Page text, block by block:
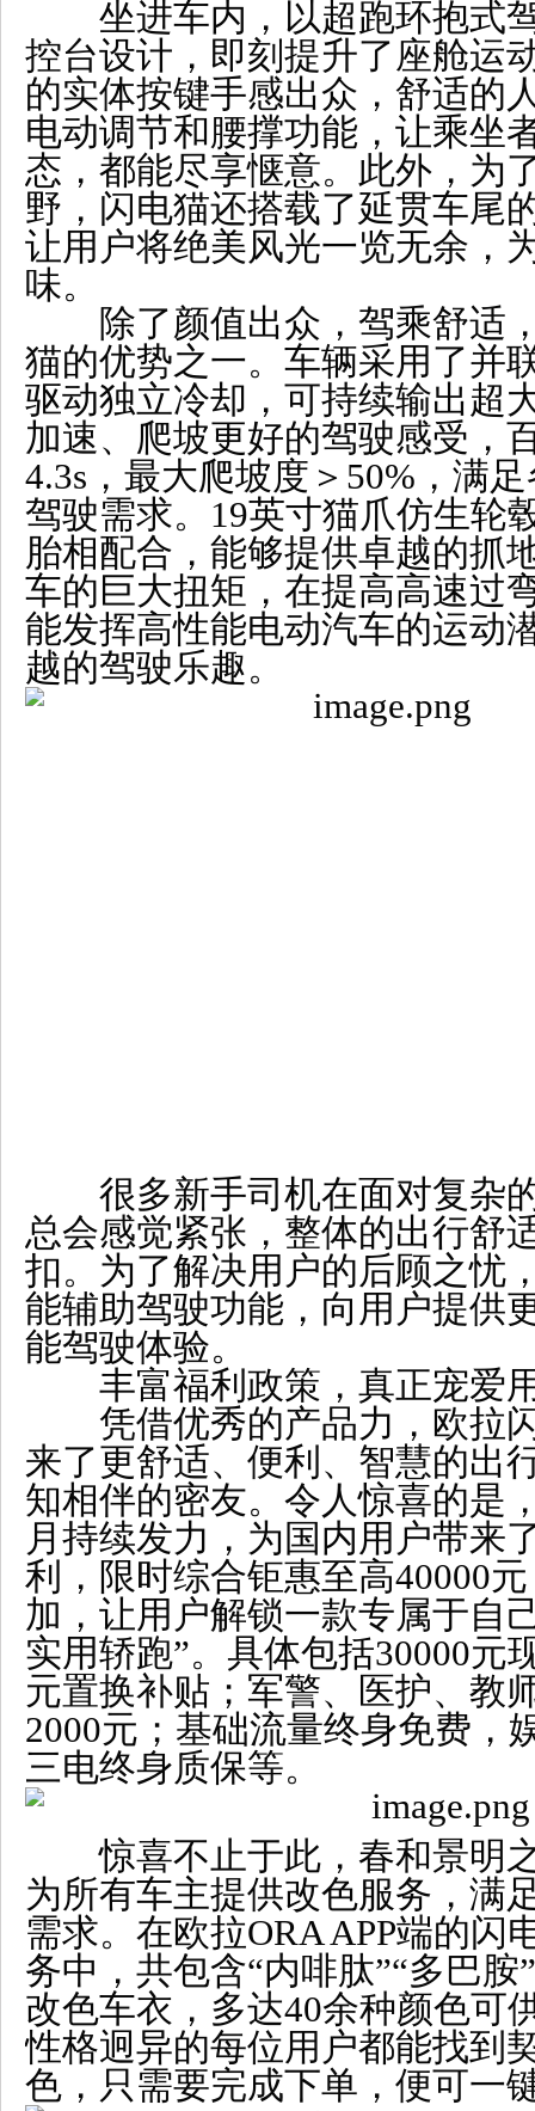
坐进车内，以超跑环抱式
控台设计，即刻提升了座舱运
的实体按键手感出众，舒适的
电动调节和腰撑功能，让乘坐
态，都能尽享惬意。此外，为
野，闪电猫还搭载了延贯车尾
让用户将绝美风光一览无余，
味。
除了颜值出众，驾乘舒适
猫的优势之一。车辆采用了并
驱动独立冷却，可持续输出超
加速、爬坡更好的驾驶感受，
4.3s，最大爬坡度＞50%，满
驾驶需求。19英寸猫爪仿生轮
胎相配合，能够提供卓越的抓
车的巨大扭矩，在提高高速过
能发挥高性能电动汽车的运动
越的驾驶乐趣。
很多新手司机在面对复杂
总会感觉紧张，整体的出行舒
扣。为了解决用户的后顾之忧
能辅助驾驶功能，向用户提供
能驾驶体验。
丰富福利政策，真正宠爱
凭借优秀的产品力，欧拉
来了更舒适、便利、智慧的出
知相伴的密友。令人惊喜的是
月持续发力，为国内用户带来
利，限时综合钜惠至高40000
加，让用户解锁一款专属于自
实用轿跑”。具体包括30000元
元置换补贴；军警、医护、教
2000元；基础流量终身免费，
三电终身质保等。
惊喜不止于此，春和景明
为所有车主提供改色服务，满
需求。在欧拉ORA APP端的闪
务中，共包含“内啡肽”“多巴胺
改色车衣，多达40余种颜色可
性格迥异的每位用户都能找到
色，只需要完成下单，便可一